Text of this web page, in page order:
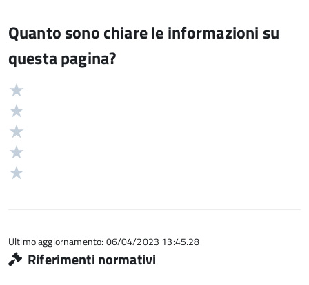
Quanto sono chiare le informazioni su
questa pagina?
Valutazione
5
Ultimo aggiornamento: 06/04/2023 13:45.28
Riferimenti normativi